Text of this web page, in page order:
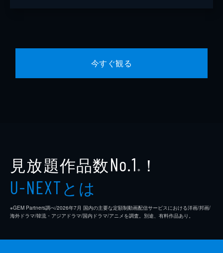
今すぐ観る
見放題作品数No.1 ※ ！
U-NEXTとは
※GEM Partners調べ/2026年7⽉ 国内の主要な定額制動画配信サービスにおける洋画/邦画/
海外ドラマ/韓流・アジアドラマ/国内ドラマ/アニメを調査。別途、有料作品あり。